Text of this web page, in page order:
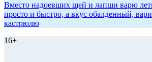
Вместо надоевших щей и лапши варю
просто и быстро, а вкус обалденный,
кастрюлю
16+